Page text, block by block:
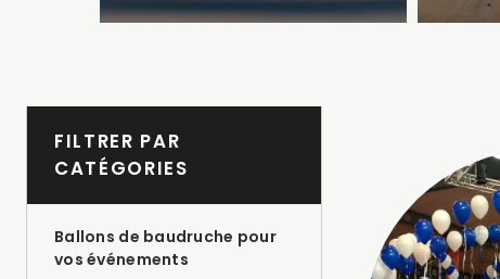
FILTRER PAR
CATÉGORIES
Ballons de baudruche pour
vos événements